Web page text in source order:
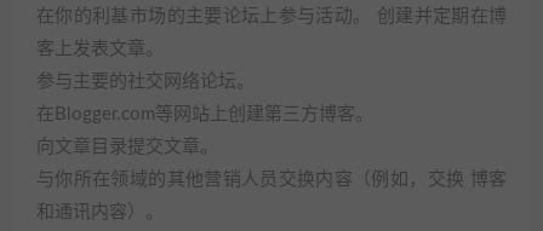
在你的利基市场的主要论坛上参与活动。 创建并定期在博
客上发表文章。
参与主要的社交网络论坛。
在Blogger.com等网站上创建第三方博客。
向文章目录提交文章。
与你所在领域的其他营销人员交换内容（例如，交换 博客
和通讯内容）。